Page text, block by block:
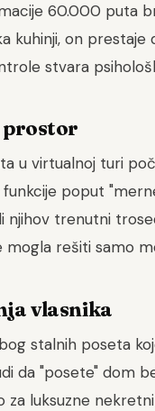
60.000 puta
kuhinji, on
stvara
prostor
u virtualnoj turi
poput
trenutni
mogla rešiti samo
vlasnika
stalnih poseta
da "posete" dom
luksuzne